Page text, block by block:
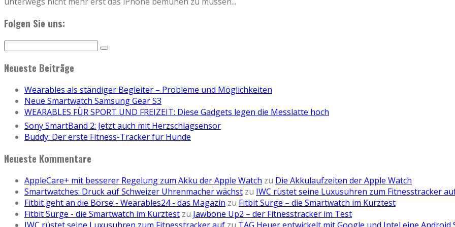
Folgen Sie uns:
Neueste Beiträge
Wearables als ständiger Begleiter – Probleme und Möglichkeiten
Neue Smartwatch Samsung Gear S3
WEARABLES FÜR SPORT UND FREIZEIT: Diese Gadgets legen die Messlatte hoch
Sony SmartBand 2: Jetzt auch mit Herzschlagsensor
Buddy: Der erste Fitness-Tracker für Hunde
Neueste Kommentare
AppleCare+ mit besserer Regelung zum Akku der Apple Watch zu Die Akkulaufzeiten der Apple Watch
Smartwatches: Druck auf Schweizer Uhrenmacher wächst zu IWC rüstet seine Luxusuhren zum Fitnesstracker
Fitbit geht an die Börse - Wearables24 - das Magazin zu Fitbit Surge – die Smartwatch im Kurztest
Fitbit Surge - die Smartwatch im Kurztest zu Jawbone Up2 – der Fitnesstracker im Test